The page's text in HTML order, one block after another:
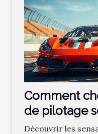
Comment
de pilotage
?
Découvrir les